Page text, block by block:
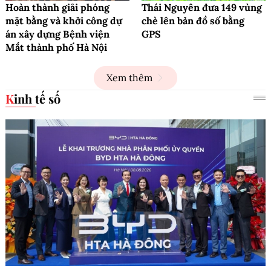
Hoàn thành giải phóng
mặt bằng và khởi công dự
án xây dựng Bệnh viện
Mắt thành phố Hà Nội
Thái Nguyên đưa 149 vùng
chè lên bản đồ số bằng
GPS
Xem thêm
Kinh tế số